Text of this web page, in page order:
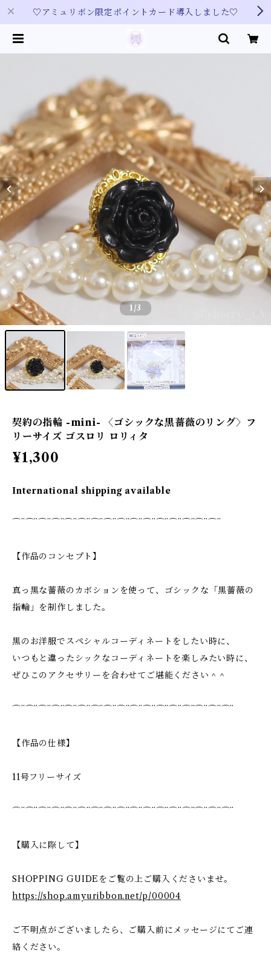
♡アミュリボン限定ポイントカード導入しました♡
1/3
契約の指輪 -mini- 〈ゴシックな黒薔薇のリング〉フ
リーサイズ ゴスロリ ロリィタ
¥1,300
International shipping available
⌒¨⌒¨⌒¨⌒¨⌒¨⌒¨⌒¨⌒¨⌒¨⌒¨⌒¨⌒¨⌒¨⌒¨⌒¨⌒¨
【作品のコンセプト】
真っ黒な薔薇のカボションを使って、ゴシックな「黒薔薇の
指輪」を制作しました。
黒のお洋服でスペシャルコーディネートをしたい時に、
いつもと違ったシックなコーディネートを楽しみたい時に、
ぜひこのアクセサリーを合わせてご堪能ください＾＾
⌒¨⌒¨⌒¨⌒¨⌒¨⌒¨⌒¨⌒¨⌒¨⌒¨⌒¨⌒¨⌒¨⌒¨⌒¨⌒¨⌒¨
【作品の仕様】
11号フリーサイズ
⌒¨⌒¨⌒¨⌒¨⌒¨⌒¨⌒¨⌒¨⌒¨⌒¨⌒¨⌒¨⌒¨⌒¨⌒¨⌒¨⌒¨
【購入に際して】
SHOPPING GUIDEをご覧の上ご購入くださいませ。
https://shop.amyuribbon.net/p/00004
ご不明点がございましたら、ご購入前にメッセージにてご連
絡ください。